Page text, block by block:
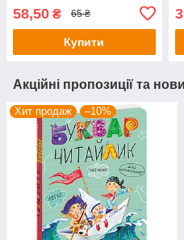
58,50 ₴ 65 ₴
Купити
Акційні пропозиції та
Хит продаж –10%